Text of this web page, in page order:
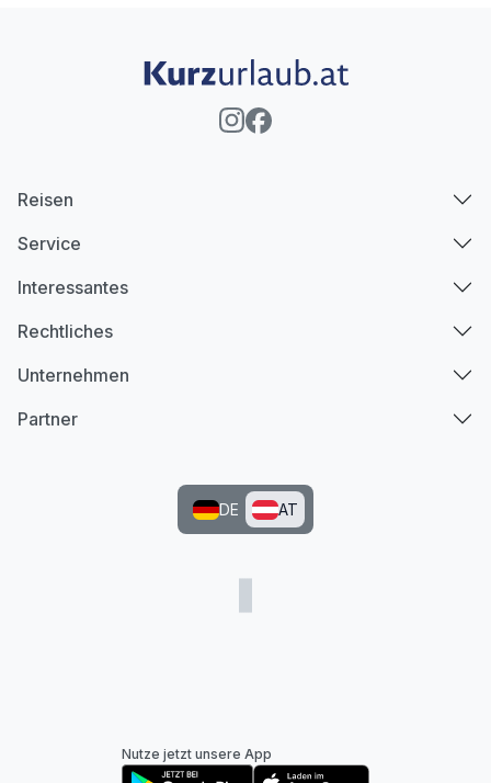
Reisen
Service
Interessantes
Rechtliches
Unternehmen
Partner
DE AT
Nutze jetzt unsere App